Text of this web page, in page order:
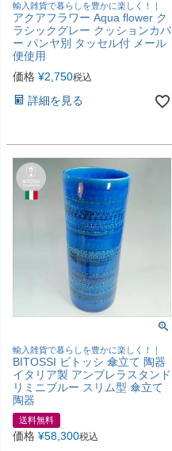
輸入雑貨で暮らしを豊かに楽しく！｜
アクアフラワー Aqua flower ク
ラシックグレー クッションカバ
ー パンヤ別 タッセル付 メール
便使用
価格 ¥2,750税込
詳細を見る
輸入雑貨で暮らしを豊かに楽しく！｜
BITOSSI ビトッシ 傘立て 陶器
イタリア製 アンブレラスタンド
リミニブルー スリム型 傘立て
陶器
送料無料
価格 ¥58,300税込